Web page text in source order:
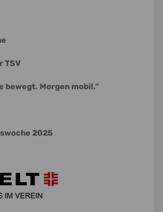
TSV
bewegt. Morgen mobil."
2025